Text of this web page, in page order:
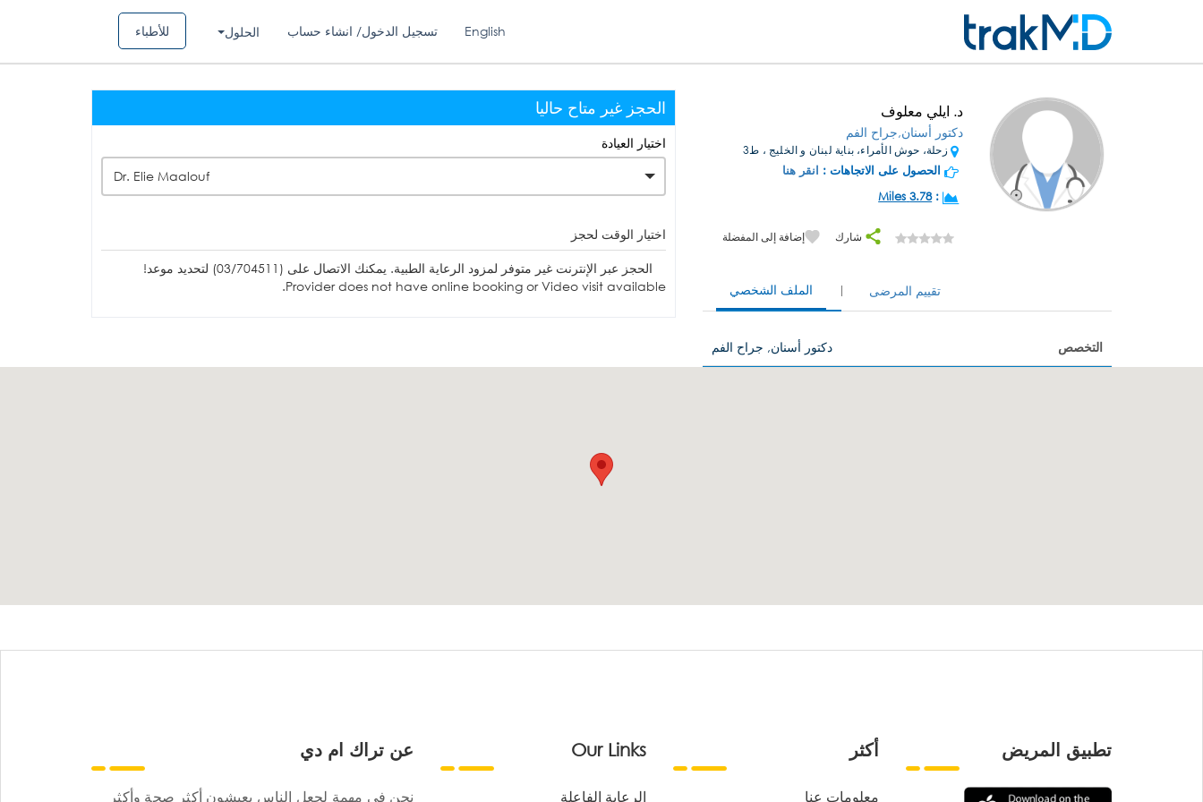
للأطباء الحلول تسجيل الدخول/ انشاء حساب English
د. ايلي معلوف
دكتور أسنان,جراح الفم
زحلة، حوش الأمراء، بناية لبنان و الخليج ، ط3
الحصول على الاتجاهات : انقر هنا
:
3.78 Miles
شارك إضافة إلى المفضلة
الملف الشخصي تقييم المرضى
التخصص دكتور أسنان, جراح الفم
الحجز غير متاح حاليا
اختيار العيادة
Dr. Elie Maalouf
اختيار الوقت لحجز
الحجز عبر الإنترنت غير متوفر لمزود الرعاية الطبية. يمكنك الاتصال على (03/704511) لتحديد موعد!
Provider does not have online booking or Video visit available.
عن تراك ام دي
نحن في مهمة لجعل الناس يعيشون أكثر صحة وأكثر
Our Links
الرعاية الفاعلة
أكثر
معلومات عنا
تطبيق المريض